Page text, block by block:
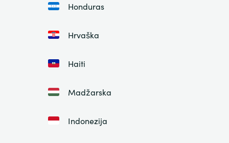
Honduras
Hrvaška
Haiti
Madžarska
Indonezija